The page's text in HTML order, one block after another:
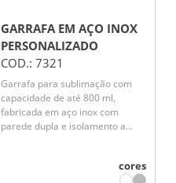
GARRAFA EM AÇO INOX
PERSONALIZADO
COD.: 7321
Garrafa para sublimação com
capacidade de até 800 ml,
fabricada em aço inox com
parede dupla e isolamento a
cores